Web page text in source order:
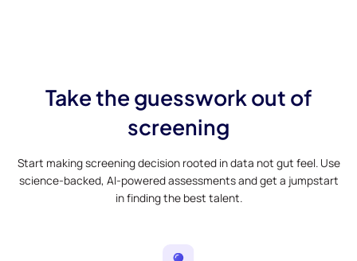
Take the guesswork out of
screening
Start making screening decision rooted in data not gut feel. Use
science-backed, AI-powered assessments and get a jumpstart
in finding the best talent.